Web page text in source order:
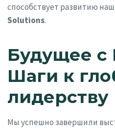
способствует развитию
Solutions.
Будущее с
Шаги к
лидерству
Мы успешно завершили